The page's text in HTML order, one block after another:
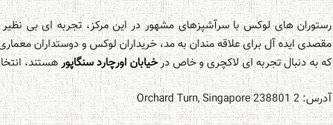
رستوران های لوکس با سرآشپزهای مشهور در این مرکز، تجربه ای بی نظیر
مقصدی ایده آل برای علاقه مندان به مد، خریداران لوکس و دوستداران
که به دنبال تجربه ای لاکچری و خاص درخیابان اورچارد سنگاپورهستند،
آدرس: 2 Orchard Turn, Singapore 238801